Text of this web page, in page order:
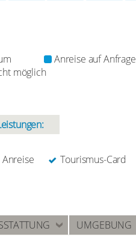
Anreise auf Anfrage
möglich
Anreise Tourismus-Card
UMGEBUNG